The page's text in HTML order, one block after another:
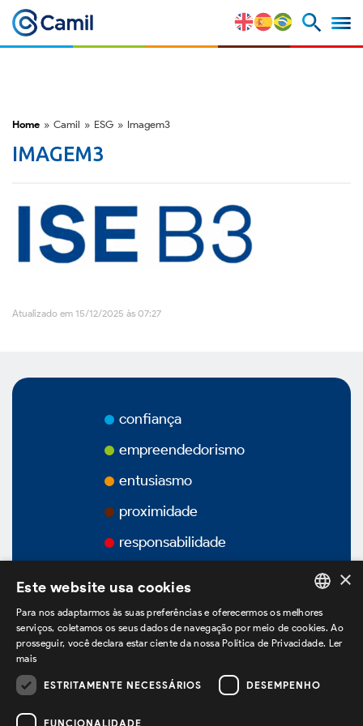
Estratégia e Vantagens
Fatores de Risco
ESG
Vídeos
Podcasts
Governança Corporativa
Visão Geral
Estrutura Acionária
Home » Camil » ESG » Imagem3
IMAGEM3
Atualizado em 15/12/2025 às 07:27
confiança
empreendedorismo
entusiasmo
proximidade
responsabilidade
estamos no LinkedIn
PORTUGUESE
×
Este website usa cookies
Para nos adaptarmos às suas preferências e oferecermos os melhores
serviços, coletamos os seus dados de navegação por meio de cookies. Ao
prosseguir, você declara estar ciente da nossa Política de Privacidade. Ler
mais
ESTRITAMENTE NECESSÁRIOS DESEMPENHO
FUNCIONALIDADE